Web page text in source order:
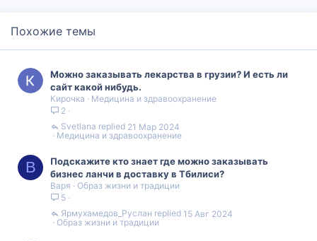
Похожие темы
Можно заказывать лекарства в грузии? И есть ли
сайт какой нибудь.
Кирочка
Медицина и здравоохранение
2
Медицина и здравоохранение
21 Мар 2024
Svetlana
В
Подскажите кто знает где можно заказывать
бизнес ланчи в доставку в Тбилиси?
Варя
Образ жизни и традиции
5
Образ жизни и традиции
15 Авг 2024
Ярмухамедов_Руслан